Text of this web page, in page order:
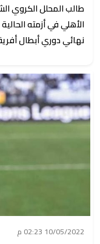
طالب المحلل الكروي
الأهلي في أزمته
نهائي دوري أبطال
10/05/2022 02:23 م